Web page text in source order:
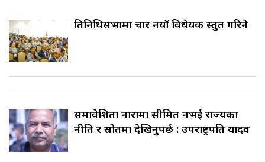
प्रतिनिधिसभामा चार नयाँ विधेयक प्रस्तुत गरिने
समावेशिता नारामा सीमित नभई राज्यका
नीति र स्रोतमा देखिनुपर्छ : उपराष्ट्रपति यादव